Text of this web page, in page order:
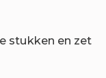
stukken en zet